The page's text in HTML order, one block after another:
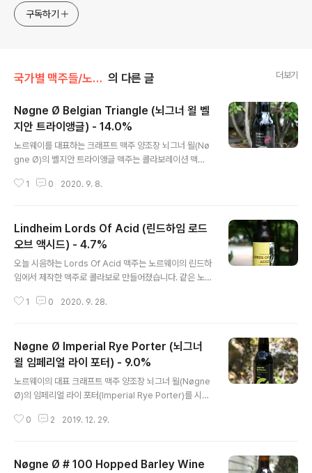
구독하기
국가별 맥주들/노르웨이 의 다른 글 더보기
Nøgne Ø Belgian Triangle (뇌그너 욀 벨
지안 트라이앵글) - 14.0%
노르웨이를 대표하는 크래프트 맥주 양조장 뇌그너 욀(Nø
gne Ø)의 벨지안 트라이앵글 맥주는 콜라보레이션 맥주
셋이 기획했습니다. 셋이 콜라보 했기에 이름이 트라이앵
다. - 블로그에 리뷰된 Nøgne Ø 의 맥주들 - Nøgne Ø I
ndia Saison (뇌그네 욀 인디아 세종) - 7.5% - 2012.1
0.03 Nøgne Ø Global Pale Ale (뇌그네 욀 글로벌 페
일 에일) - 4.5% - 2014.08.18 Nøgne Ø God Jul (뇌
n..
1 0 2020. 9. 8.
Lindheim Lords Of Acid (린드하임 로드
오브 액시드) - 4.7%
오늘 시음하는 Lords Of Acid 맥주는 노르웨이의 린드하
임에서 제작한 맥주로 콜라보로 만들어졌습니다. 같은 노
양조장이 협업한 것으로 그래서 전면 라벨에 세 명의 신사
너 바이세(Berliner Weisse)로 표기됩니다. - 블로그에
리뷰된 린드하임(Lindheim)의 맥주 - Lindheim Farmh
ouse Ale Saison (린드하임 팜하우스 에일 세종) - 6.
8% - 2020.02.28 흔한 말장난 하나를 제품설명에 적어
놓았던데, 열정(Passion)을 가지고 Passion Fruits 를
넣어 만든 베를리너..
1 0 2020. 9. 28.
Nøgne Ø Imperial Rye Porter (뇌그너
욀 임페리얼 라이 포터) - 9.0%
노르웨이의 대표 크래프트 맥주 양조장 뇌그너 욀(Nøgne
Ø)의 임페리얼 라이 포터(Imperial Rye Porter)를 시음
득하고 끈적한 질감-무게감이 상승함과 동시에 약간의 맵
r)나 미국 크래프트 쪽의 Rye IPA, Pale Ale 등이 대표적
0 2 2019. 12. 29.
Nøgne Ø # 100 Hopped Barley Wine